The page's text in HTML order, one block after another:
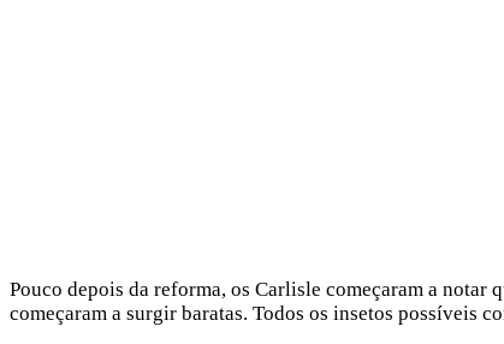
Pouco depois da reforma, os Carlisle começaram a
começaram a surgir baratas. Todos os insetos possíveis